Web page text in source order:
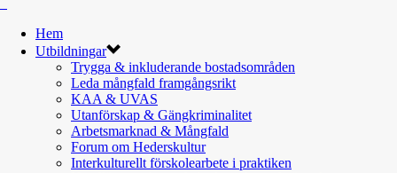
Hem
Utbildningar
Trygga & inkluderande bostadsområden
Leda mångfald framgångsrikt
KAA & UVAS
Utanförskap & Gängkriminalitet
Arbetsmarknad & Mångfald
Forum om Hederskultur
Interkulturellt förskolearbete i praktiken